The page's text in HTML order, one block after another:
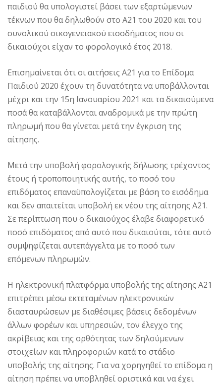
παιδιού θα υπολογιστεί βάσει των εξαρτώμενων
τέκνων που θα δηλωθούν στο Α21 του 2020 και του
συνολικού οικογενειακού εισοδήματος που οι
δικαιούχοι είχαν το φορολογικό έτος 2018.
Επισημαίνεται ότι οι αιτήσεις Α21 για το Επίδομα
Παιδιού 2020 έχουν τη δυνατότητα να υποβάλλονται
μέχρι και την 15η Ιανουαρίου 2021 και τα δικαιούμενα
ποσά θα καταβάλλονται αναδρομικά με την πρώτη
πληρωμή που θα γίνεται μετά την έγκριση της
αίτησης.
Μετά την υποβολή φορολογικής δήλωσης τρέχοντος
έτους ή τροποποιητικής αυτής, το ποσό του
επιδόματος επαναϋπολογίζεται με βάση το εισόδημα
και δεν απαιτείται υποβολή εκ νέου της αίτησης Α21.
Σε περίπτωση που ο δικαιούχος έλαβε διαφορετικό
ποσό επιδόματος από αυτό που δικαιούται, τότε αυτό
συμψηφίζεται αυτεπάγγελτα με το ποσό των
επόμενων πληρωμών.
Η ηλεκτρονική πλατφόρμα υποβολής της αίτησης Α21
επιτρέπει μέσω εκτεταμένων ηλεκτρονικών
διασταυρώσεων με διαθέσιμες βάσεις δεδομένων
άλλων φορέων και υπηρεσιών, τον έλεγχο της
ακρίβειας και της ορθότητας των δηλούμενων
στοιχείων και πληροφοριών κατά το στάδιο
υποβολής της αίτησης. Για να χορηγηθεί το επίδομα η
αίτηση πρέπει να υποβληθεί οριστικά και να έχει